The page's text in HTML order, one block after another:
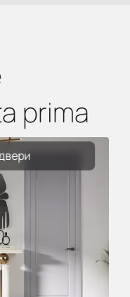
prima